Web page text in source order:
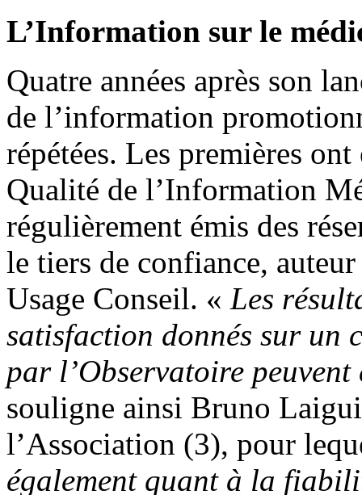
L’Information sur le
Quatre années après son
de l’information
répétées. Les premières
Qualité de l’Information
régulièrement émis des
le tiers de confiance,
Usage Conseil. « Les
satisfaction donnés sur un
par l’Observatoire
souligne ainsi Bruno
l’Association (3), pour
également quant à la